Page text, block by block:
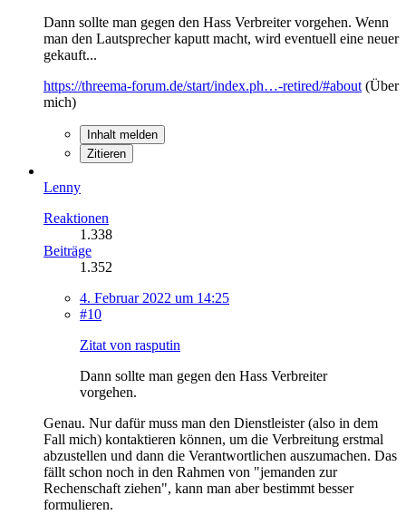
Dann sollte man gegen den Hass Verbreiter vorgehen. Wenn
man den Lautsprecher kaputt macht, wird eventuell eine neuer
gekauft...
https://threema-forum.de/start/index.ph…-retired/#about (Über
mich)
Inhalt melden
Zitieren
Lenny
Reaktionen
1.338
Beiträge
1.352
4. Februar 2022 um 14:25
#10
Zitat von rasputin
Dann sollte man gegen den Hass Verbreiter
vorgehen.
Genau. Nur dafür muss man den Dienstleister (also in dem
Fall mich) kontaktieren können, um die Verbreitung erstmal
abzustellen und dann die Verantwortlichen auszumachen. Das
fällt schon noch in den Rahmen von "jemanden zur
Rechenschaft ziehen", kann man aber bestimmt besser
formulieren.